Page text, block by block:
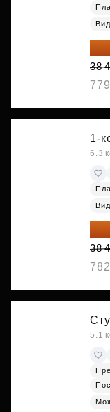
28
38
1-
6.3
28
38
5.1